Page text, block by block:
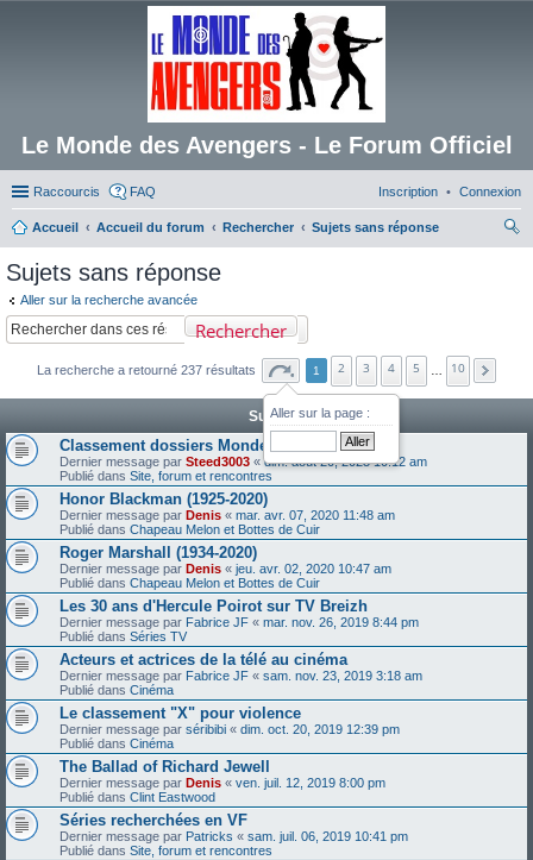
Le Monde des Avengers - Le Forum Officiel
Raccourcis FAQ Connexion
Inscription
Accueil Accueil du forum Rechercher
Sujets sans réponse
Sujets sans réponse
Aller sur la recherche avancée
Rechercher
La recherche a retourné 237 résultats
Aller sur la page :
1 2 3 4 5 10
Sujets
Classement dossiers Monde des Avengers
Dernier message par Steed3003 «dim. août 20, 2023 10:12 am
Publié dans Site, forum et rencontres
Honor Blackman (1925-2020)
Dernier message par Denis « mar. avr. 07, 2020 11:48 am
Publié dans Chapeau Melon et Bottes de Cuir
Roger Marshall (1934-2020)
Dernier message par Denis « jeu. avr. 02, 2020 10:47 am
Publié dans Chapeau Melon et Bottes de Cuir
Les 30 ans d'Hercule Poirot sur TV Breizh
Dernier message par Fabrice JF « mar. nov. 26, 2019 8:44 pm
Publié dans Séries TV
Acteurs et actrices de la télé au cinéma
Dernier message par Fabrice JF « sam. nov. 23, 2019 3:18 am
Publié dans Cinéma
Le classement "X" pour violence
Dernier message par séribibi « dim. oct. 20, 2019 12:39 pm
Publié dans Cinéma
The Ballad of Richard Jewell
Dernier message par Denis « ven. juil. 12, 2019 8:00 pm
Publié dans Clint Eastwood
Séries recherchées en VF
Dernier message par Patricks « sam. juil. 06, 2019 10:41 pm
Publié dans Site, forum et rencontres